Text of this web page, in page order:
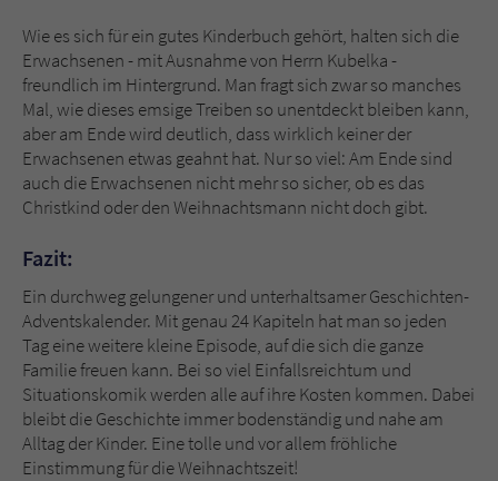
Wie es sich für ein gutes Kinderbuch gehört, halten sich die
Erwachsenen - mit Ausnahme von Herrn Kubelka -
freundlich im Hintergrund. Man fragt sich zwar so manches
Mal, wie dieses emsige Treiben so unentdeckt bleiben kann,
aber am Ende wird deutlich, dass wirklich keiner der
Erwachsenen etwas geahnt hat. Nur so viel: Am Ende sind
auch die Erwachsenen nicht mehr so sicher, ob es das
Christkind oder den Weihnachtsmann nicht doch gibt.
Fazit:
Ein durchweg gelungener und unterhaltsamer Geschichten-
Adventskalender. Mit genau 24 Kapiteln hat man so jeden
Tag eine weitere kleine Episode, auf die sich die ganze
Familie freuen kann. Bei so viel Einfallsreichtum und
Situationskomik werden alle auf ihre Kosten kommen. Dabei
bleibt die Geschichte immer bodenständig und nahe am
Alltag der Kinder. Eine tolle und vor allem fröhliche
Einstimmung für die Weihnachtszeit!